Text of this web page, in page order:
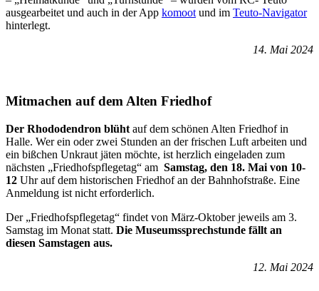
ausgearbeitet und auch in der App komoot und im Teuto-Navigator
hinterlegt.
14. Mai 2024
Mitmachen auf dem Alten Friedhof
Der Rhododendron blüht auf dem schönen Alten Friedhof in
Halle. Wer ein oder zwei Stunden an der frischen Luft arbeiten und
ein bißchen Unkraut jäten möchte, ist herzlich eingeladen zum
nächsten „Friedhofspflegetag“ am Samstag, den 18. Mai von 10-
12 Uhr auf dem historischen Friedhof an der Bahnhofstraße. Eine
Anmeldung ist nicht erforderlich.
Der „Friedhofspflegetag“ findet von März-Oktober jeweils am 3.
Samstag im Monat statt. Die Museumssprechstunde fällt an
diesen Samstagen aus.
12. Mai 2024